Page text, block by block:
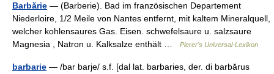
Barbărie — (Barberie). Bad im französischen Departement
Niederloire, 1/2 Meile von Nantes entfernt, mit kaltem Mineralquell,
welcher kohlensaures Gas. Eisen. schwefelsaure u. salzsaure
Magnesia , Natron u. Kalksalze enthält …
Pierer's Universal-Lexikon
barbarie — /bar barje/ s.f. [dal lat. barbaries, der. di barbărus